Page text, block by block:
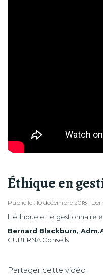
Éthique en
Publié le : 10 décembre 2018 |
L'éthique et le gestionnaire
Bernard Blackburn,
GUBERNA Conseils
Partager cette vidéo